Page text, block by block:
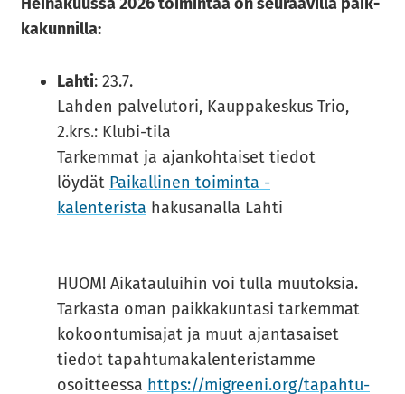
ka­kun­nil­la:
Lahti: 23.7.
Lahden palvelutori, Kauppakeskus Trio,
2.krs.: Klubi-tila
Tarkemmat ja ajankohtaiset tiedot
löydät Pai­kal­li­nen toi­min­ta -​​
kalenterista hakusanalla Lahti
HUOM! Aikatauluihin voi tulla muutoksia.
Tarkasta oman paikkakuntasi tarkemmat
kokoontumisajat ja muut ajantasaiset
tiedot tapahtumakalenteristamme
osoitteessa https://migree­ni.org/ta­pah­tu­